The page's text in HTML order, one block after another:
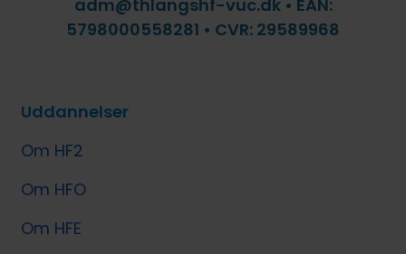
adm@thlangshf-vuc.dk • EAN:
5798000558281 • CVR: 29589968
Uddannelser
Om HF2
Om HFO
Om HFE